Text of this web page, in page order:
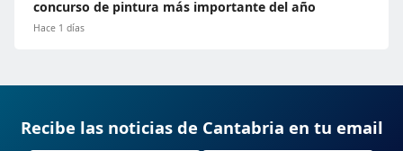
concurso de pintura más importante del año
Hace 1 días
Recibe las noticias de Cantabria en tu email